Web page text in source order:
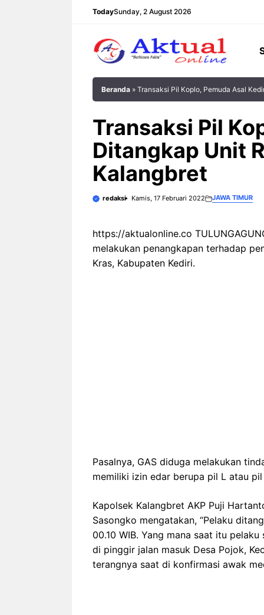
TodaySunday, 2 August 2026
Beranda » Transaksi Pil Koplo, Pemuda Asal
Transaksi Pil
Ditangkap Unit
Kalangbret
redaksi Kamis, 17 Februari 2022 JAWA TIMUR
https://aktualonline.co
melakukan penangkapan terhadap
Kras, Kabupaten Kediri.
Pasalnya, GAS diduga melakukan
memiliki izin edar berupa pil L atau
Kapolsek Kalangbret AKP Puji
Sasongko mengatakan, “Pelaku
00.10 WIB. Yang mana saat itu
di pinggir jalan masuk Desa Pojok,
terangnya saat di konfirmasi awak